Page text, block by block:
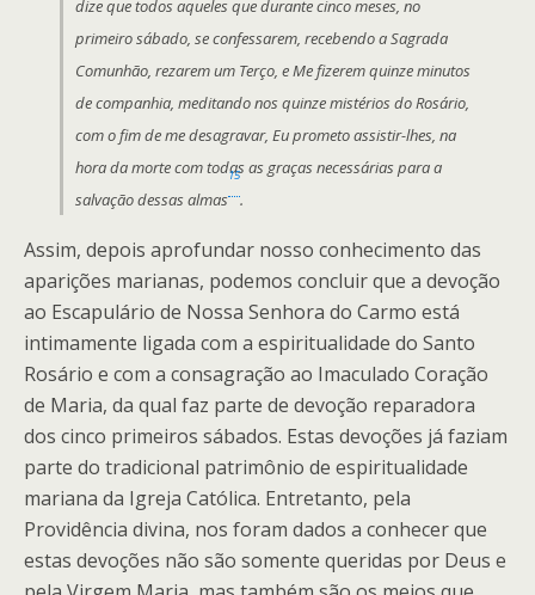
dize que todos aqueles que durante cinco meses, no
primeiro sábado, se confessarem, recebendo a Sagrada
Comunhão, rezarem um Terço, e Me fizerem quinze minutos
de companhia, meditando nos quinze mistérios do Rosário,
com o fim de me desagravar, Eu prometo assistir-lhes, na
hora da morte com todas as graças necessárias para a
salvação dessas almas
15
.
Assim, depois aprofundar nosso conhecimento das
aparições marianas, podemos concluir que a devoção
ao Escapulário de Nossa Senhora do Carmo está
intimamente ligada com a espiritualidade do Santo
Rosário e com a consagração ao Imaculado Coração
de Maria, da qual faz parte de devoção reparadora
dos cinco primeiros sábados. Estas devoções já faziam
parte do tradicional patrimônio de espiritualidade
mariana da Igreja Católica. Entretanto, pela
Providência divina, nos foram dados a conhecer que
estas devoções não são somente queridas por Deus e